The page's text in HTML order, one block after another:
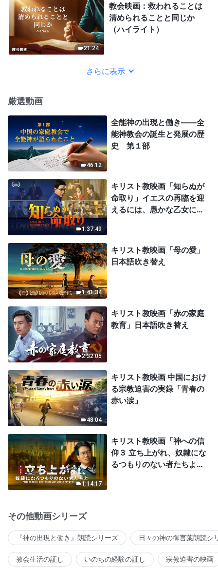
21:24
教会映画：救われることは
清められることと同じか
（ハイライト）
さらに表示
厳選動画
46:12
全能神の出現と働き——全
能神教会の誕生と発展の歴
史 第１部
1:37:49
キリスト教映画「知らぬが
命取り」イエスの再臨を迎
えるには、愚かな乙女にな
1:41:34
キリスト教映画「母の愛」
日本語吹き替え
2:32:05
キリスト教映画「赤の家庭
教育」日本語吹き替え
48:04
キリスト教映画 中国におけ
る宗教迫害の実録「青春の
赤い涙」
1:14:17
キリスト教映画「神への信
仰３ 立ち上がれ、奴隷にな
るつもりのない者たちよ」
その他動画シリーズ
『神の出現と働き』朗読シリーズ 日々の神の御言葉朗読シ
教会生活の証し いのちの経験の証し 宗教迫害の映画